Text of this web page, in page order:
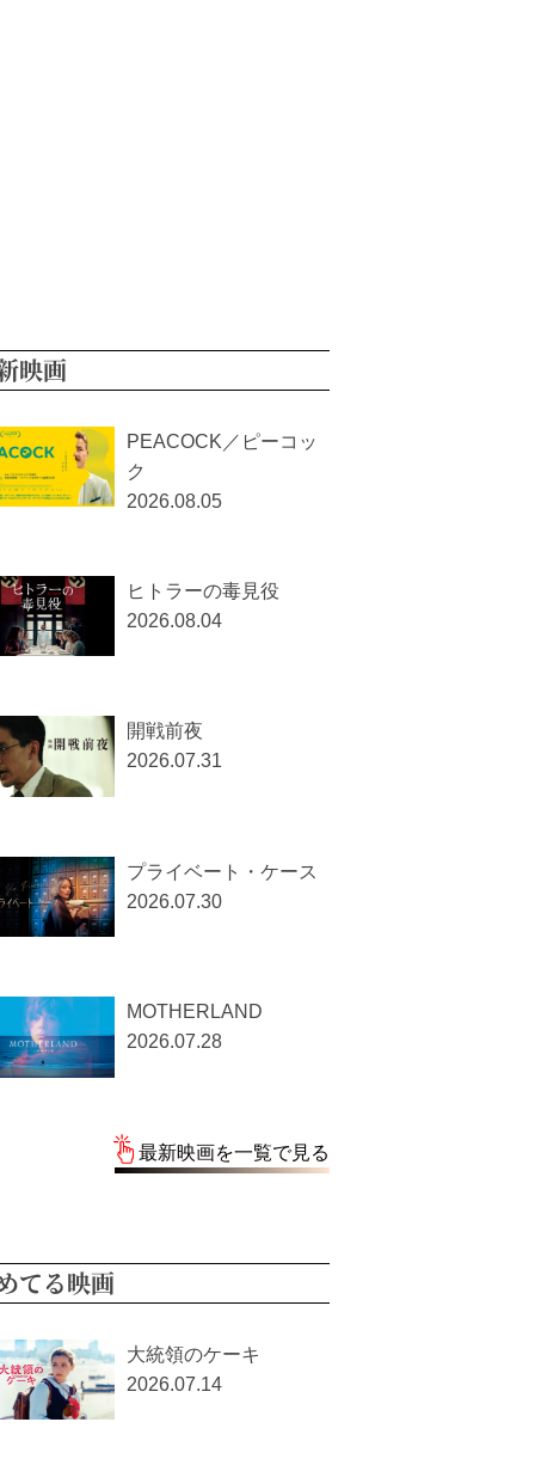
映画
PEACOCK／ピーコッ
ク
2026.08.05
ヒトラーの毒見役
2026.08.04
開戦前夜
2026.07.31
プライベート・ケース
2026.07.30
MOTHERLAND
2026.07.28
最新映画を一覧で見る
てる映画
大統領のケーキ
2026.07.14